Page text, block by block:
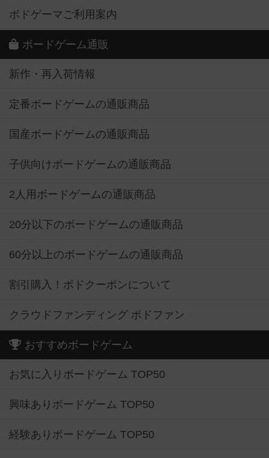
ボドゲーマご利用案内
ボードゲーム通販
新作・再入荷情報
定番ボードゲームの通販商品
国産ボードゲームの通販商品
子供向けボードゲームの通販商品
2人用ボードゲームの通販商品
20分以下のボードゲームの通販商品
60分以上のボードゲームの通販商品
割引購入！ボドクーポンについて
クラウドファンディング ボドファン
おすすめボードゲーム
お気に入りボードゲーム TOP50
興味ありボードゲーム TOP50
経験ありボードゲーム TOP50